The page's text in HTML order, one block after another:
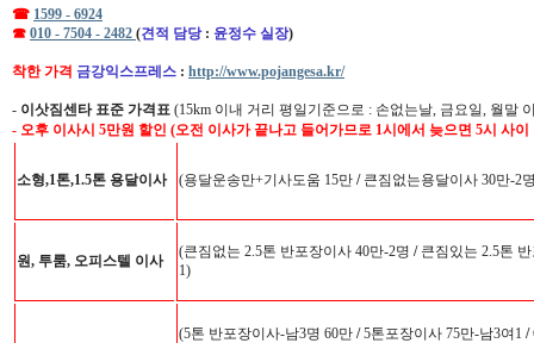
☎ 1599 - 6924
☎ 010 - 7504 - 2482 (견적 담당 : 윤정수 실장)
착한 가격 금강익스프레스 : http://www.pojangesa.kr/
- 이삿짐센타 표준 가격표 (15km 이내 거리 평일기준으로 : 손없는날, 금요일, 월말
- 오후 이사시 5만원 할인 (오전 이사가 끝나고 들어가므로 1시에서 늦으면 5시 사
소형,1톤,1.5톤 용달이사 (용달운송만+기사도움 15만 /큰짐없는용달이사 30만-2
원, 투룸, 오피스텔 이사
(큰짐없는 2.5톤 반포장이사 40만-2명 /큰짐있는 2.5톤
1)
(5톤 반포장이사-남3명 60만 /5톤포장이사 75만-남3여1 /